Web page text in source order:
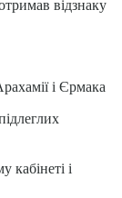
відзнаку
і Єрмака
кабінеті і